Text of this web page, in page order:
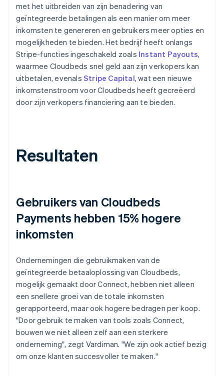
met het uitbreiden van zijn benadering van
geïntegreerde betalingen als een manier om meer
inkomsten te genereren en gebruikers meer opties en
mogelijkheden te bieden. Het bedrijf heeft onlangs
Stripe-functies ingeschakeld zoals Instant Payouts,
waarmee Cloudbeds snel geld aan zijn verkopers kan
uitbetalen, evenals Stripe Capital, wat een nieuwe
inkomstenstroom voor Cloudbeds heeft gecreëerd
door zijn verkopers financiering aan te bieden.
Resultaten
Gebruikers van Cloudbeds
Payments hebben 15% hogere
inkomsten
Ondernemingen die gebruikmaken van de
geïntegreerde betaaloplossing van Cloudbeds,
mogelijk gemaakt door Connect, hebben niet alleen
een snellere groei van de totale inkomsten
gerapporteerd, maar ook hogere bedragen per koop.
"Door gebruik te maken van tools zoals Connect,
bouwen we niet alleen zelf aan een sterkere
onderneming", zegt Vardiman. "We zijn ook actief bezig
om onze klanten succesvoller te maken."